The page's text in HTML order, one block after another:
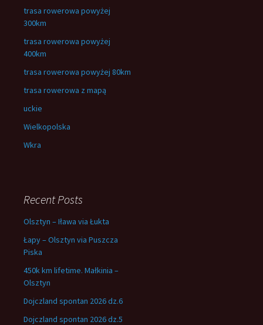
trasa rowerowa powyżej
300km
trasa rowerowa powyżej
400km
trasa rowerowa powyżej 80km
trasa rowerowa z mapą
uckie
Wielkopolska
Wkra
Recent Posts
Olsztyn – Iława via Łukta
Łapy – Olsztyn via Puszcza
Piska
450k km lifetime. Małkinia –
Olsztyn
Dojczland spontan 2026 dz.6
Dojczland spontan 2026 dz.5